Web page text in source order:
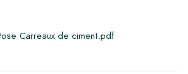
Carreaux de ciment.pdf